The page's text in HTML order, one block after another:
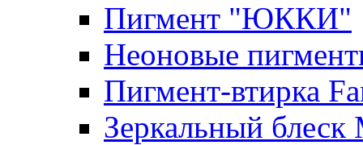
Пигмент "ЮККИ"
Неоновые
Пигмент-втирка
Зеркальный блеск